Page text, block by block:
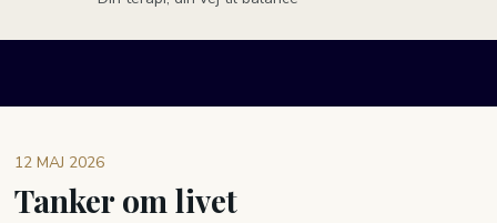
12 MAJ 2026​
Tanker om livet